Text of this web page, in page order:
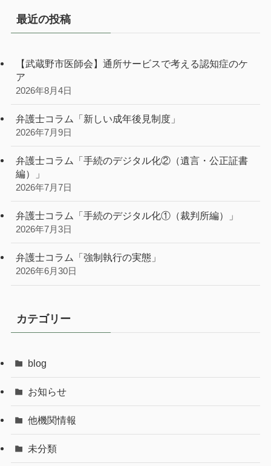
最近の投稿
【武蔵野市医師会】通所サービスで考える認知症のケ
ア
2026年8月4日
弁護士コラム「新しい成年後見制度」
2026年7月9日
弁護士コラム「手続のデジタル化②（遺言・公正証書
編）」
2026年7月7日
弁護士コラム「手続のデジタル化①（裁判所編）」
2026年7月3日
弁護士コラム「強制執行の実態」
2026年6月30日
カテゴリー
blog
お知らせ
他機関情報
未分類